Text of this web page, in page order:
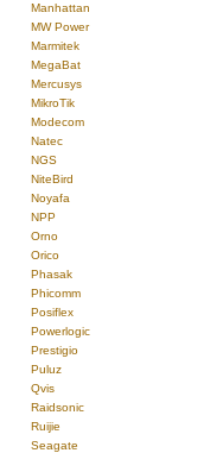
Manhattan
MW Power
Marmitek
MegaBat
Mercusys
MikroTik
Modecom
Natec
NGS
NiteBird
Noyafa
NPP
Orno
Orico
Phasak
Phicomm
Posiflex
Powerlogic
Prestigio
Puluz
Qvis
Raidsonic
Ruijie
Seagate